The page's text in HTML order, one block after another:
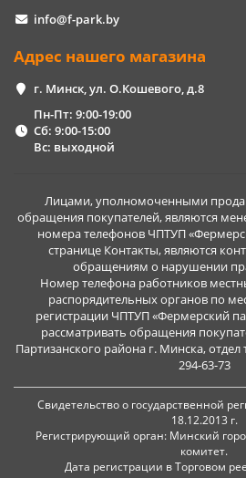
info@f-park.by
Адрес нашего магазина
г. Минск, ул. О.Кошевого, д.8
Пн-Пт: 9:00-19:00
Сб: 9:00-15:00
Вс: выходной
Лицами, уполномоченными
обращения покупателей, являются
номера телефонов ЧПТУП
странице Контакты, являются
обращениям о нарушении
Номер телефона работников
распорядительных органов по
регистрации ЧПТУП «Фермерский
рассматривать обращения
Партизанского района г. Минска, отдел
294-63-73
Свидетельство о государственной
18.12.2013 г.
Регистрирующий орган: Минский
комитет.
Дата регистрации в Торговом